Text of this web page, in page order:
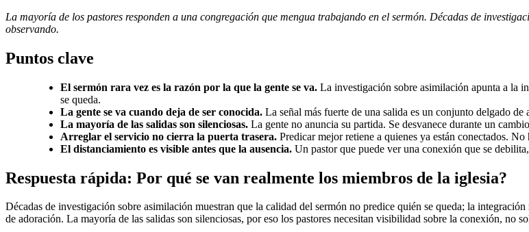
La mayoría de los pastores responden a una congregación que mengua trabajando en el sermón. Décadas de
observando.
Puntos clave
El sermón rara vez es la razón por la que la gente se va. La investigación sobre asimilación apunta a la
se queda.
La gente se va cuando deja de ser conocida. La señal más fuerte de una salida es un conjunto delgado
La mayoría de las salidas son silenciosas. La gente no anuncia su partida. Se desvanece durante un
Arreglar el servicio no cierra la puerta trasera. Predicar mejor retiene a quienes ya están conectados.
El distanciamiento es visible antes que la ausencia. Un pastor que puede ver una conexión que se
Respuesta rápida: Por qué se van realmente los miembros de la iglesia?
Décadas de investigación sobre asimilación muestran que la calidad del sermón no predice quién se queda; la
de adoración. La mayoría de las salidas son silenciosas, por eso los pastores necesitan visibilidad sobre la conexión, no